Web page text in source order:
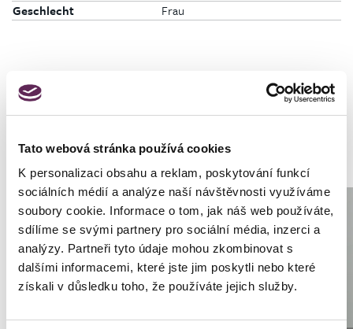
Tato webová stránka používá cookies
K personalizaci obsahu a reklam, poskytování funkcí
sociálních médií a analýze naší návštěvnosti využíváme
soubory cookie. Informace o tom, jak náš web používáte,
sdílíme se svými partnery pro sociální média, inzerci a
analýzy. Partneři tyto údaje mohou zkombinovat s
dalšími informacemi, které jste jim poskytli nebo které
získali v důsledku toho, že používáte jejich služby.
Geschlecht Frau